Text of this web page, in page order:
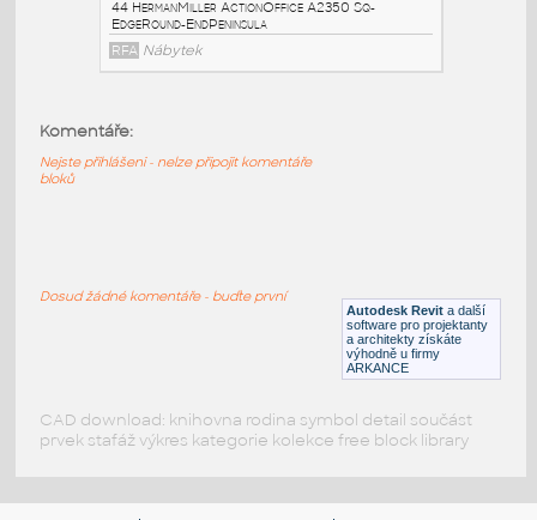
48_HermanMiller_ActionOffice_A3510_B-
StyleMarkerBoard
RFA Nábytek
44 HermanMiller ActionOffice A2350 Sq-
Autodesk Revit a další
software pro projektanty
a architekty získáte
výhodně u firmy
ARKANCE
Komentáře:
Nejste přihlášeni - nelze připojit komentáře
bloků
Dosud žádné komentáře - buďte první
CAD download: knihovna rodina symbol detail součást
prvek stafáž výkres kategorie kolekce free block library